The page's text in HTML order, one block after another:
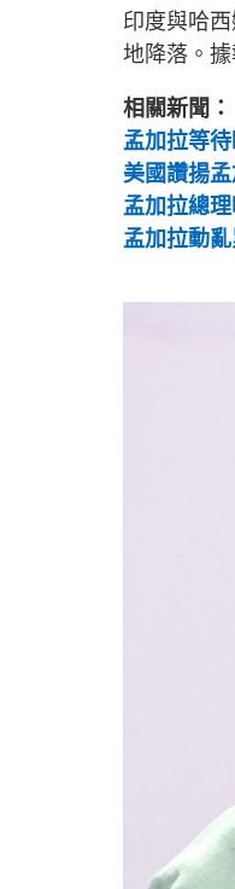
印度與哈
地降落。
相關新聞：
孟加拉等
美國讚揚
孟加拉總
孟加拉動